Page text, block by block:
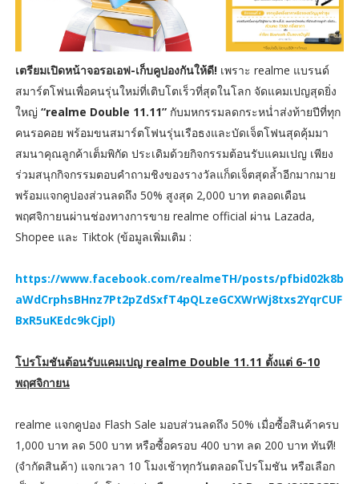
เตรียมเปิดหน้าจอรอเอฟ-เก็บคูปองกันให้ดี!เพราะ realme แบรนด์
สมาร์ตโฟนเพื่อคนรุ่นใหม่ที่เติบโตเร็วที่สุดในโลก จัดแคมเปญสุดยิ่ง
ใหญ่ “realme Double 11.11” กับมหกรรมลดกระหน่ำส่งท้ายปีที่ทุก
คนรอคอย พร้อมขนสมาร์ตโฟนรุ่นเรือธงและบัดเจ็ตโฟนสุดคุ้มมา
สมนาคุณลูกค้าเต็มพิกัด ประเดิมด้วยกิจกรรมต้อนรับแคมเปญ เพียง
ร่วมสนุกกิจกรรมตอบคำถามชิงของรางวัลแก็ดเจ็ตสุดล้ำอีกมากมาย
พร้อมแจกคูปองส่วนลดถึง 50% สูงสุด 2,000 บาท ตลอดเดือน
พฤศจิกายนผ่านช่องทางการขาย realme official ผ่าน Lazada,
Shopee และ Tiktok (ข้อมูลเพิ่มเติม :
https://www.facebook.com/realmeTH/posts/pfbid02k8b
aWdCrphsBHnz7Pt2pZdSxfT4pQLzeGCXWrWj8txs2YqrCUF
BxR5uKEdc9kCjpl)
โปรโมชันต้อนรับแคมเปญ realme Double 11.11 ตั้งแต่ 6-10
พฤศจิกายน
realme แจกคูปอง Flash Sale มอบส่วนลดถึง 50% เมื่อซื้อสินค้าครบ
1,000 บาท ลด 500 บาท หรือซื้อครอบ 400 บาท ลด 200 บาท ทันที!
(จำกัดสินค้า) แจกเวลา 10 โมงเช้าทุกวันตลอดโปรโมชัน หรือเลือก